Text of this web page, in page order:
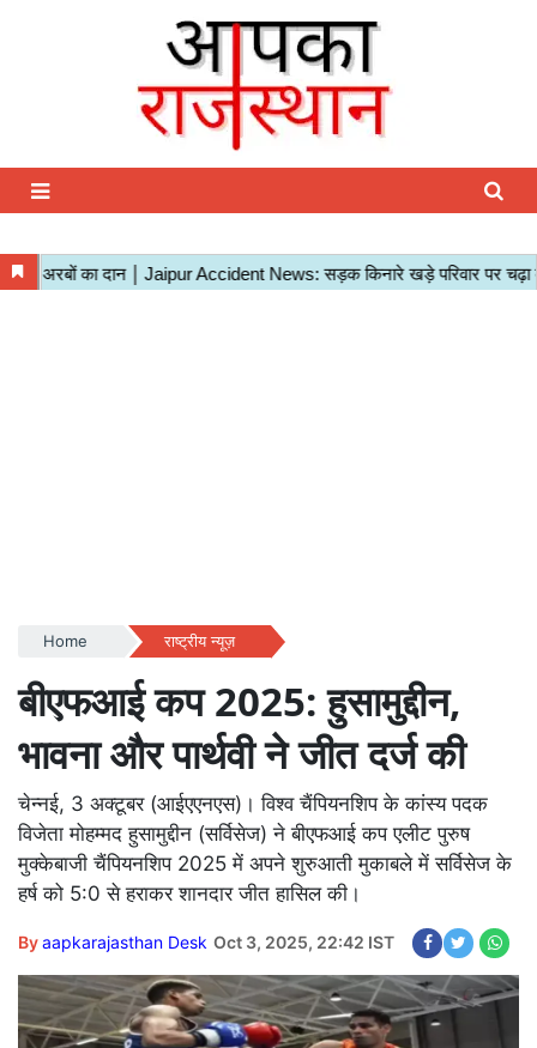
Home राष्ट्रीय न्यूज़
बीएफआई कप 2025: हुसामुद्दीन,
भावना और पार्थवी ने जीत दर्ज की
चेन्नई, 3 अक्टूबर (आईएएनएस)। विश्व चैंपियनशिप के कांस्य पदक
विजेता मोहम्मद हुसामुद्दीन (सर्विसेज) ने बीएफआई कप एलीट पुरुष
मुक्केबाजी चैंपियनशिप 2025 में अपने शुरुआती मुकाबले में सर्विसेज के
हर्ष को 5:0 से हराकर शानदार जीत हासिल की।
Byaapkarajasthan Desk Oct 3, 2025, 22:42 IST